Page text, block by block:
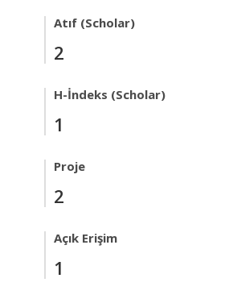
Atıf (Scholar)
2
H-İndeks (Scholar)
1
Proje
2
Açık Erişim
1